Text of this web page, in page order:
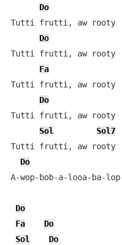
Do
Tutti frutti, aw rooty
Do
Tutti frutti, aw rooty
Fa
Tutti frutti, aw rooty
Do
Tutti frutti, aw rooty
Sol
Sol7
Tutti frutti, aw rooty
Do
A-wop-bob-a-looa-ba-
Do
Fa
Do
Sol
Do